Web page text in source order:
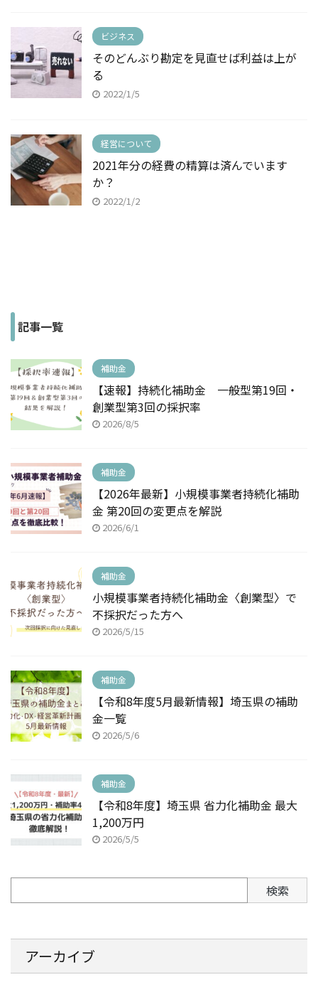
ビジネス
そのどんぶり勘定を見直せば利益は上が
る
2022/1/5
経営について
2021年分の経費の精算は済んでいます
か？
2022/1/2
記事一覧
補助金
【速報】持続化補助金 一般型第19回・
創業型第3回の採択率
2026/8/5
補助金
【2026年最新】小規模事業者持続化補助
金 第20回の変更点を解説
2026/6/1
補助金
小規模事業者持続化補助金〈創業型〉で
不採択だった方へ
2026/5/15
補助金
【令和8年度5月最新情報】埼玉県の補助
金一覧
2026/5/6
補助金
【令和8年度】埼玉県 省力化補助金 最大
1,200万円
2026/5/5
検索
アーカイブ